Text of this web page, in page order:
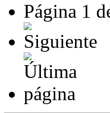
Página 1